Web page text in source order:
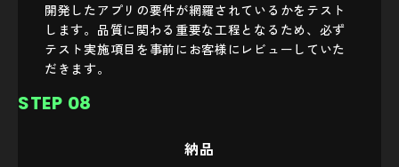
開発したアプリの要件が網羅されているかをテスト
します。品質に関わる重要な工程となるため、必ず
テスト実施項目を事前にお客様にレビューしていた
だきます。
納品
STEP 08